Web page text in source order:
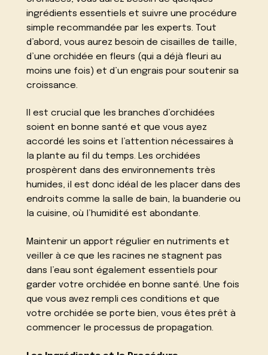
ingrédients essentiels et suivre une procédure
simple recommandée par les experts. Tout
d’abord, vous aurez besoin de cisailles de taille,
d’une orchidée en fleurs (qui a déjà fleuri au
moins une fois) et d’un engrais pour soutenir sa
croissance.
Il est crucial que les branches d’orchidées
soient en bonne santé et que vous ayez
accordé les soins et l’attention nécessaires à
la plante au fil du temps. Les orchidées
prospèrent dans des environnements très
humides, il est donc idéal de les placer dans des
endroits comme la salle de bain, la buanderie ou
la cuisine, où l’humidité est abondante.
Maintenir un apport régulier en nutriments et
veiller à ce que les racines ne stagnent pas
dans l’eau sont également essentiels pour
garder votre orchidée en bonne santé. Une fois
que vous avez rempli ces conditions et que
votre orchidée se porte bien, vous êtes prêt à
commencer le processus de propagation.